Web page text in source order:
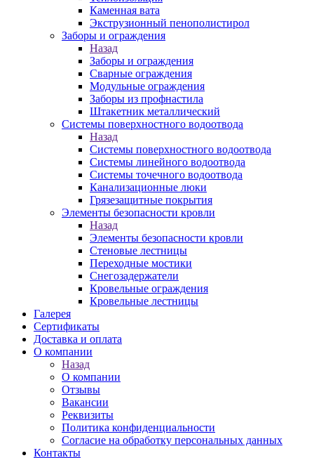
Каменная вата
Экструзионный пенополистирол
Заборы и ограждения
Назад
Заборы и ограждения
Сварные ограждения
Модульные ограждения
Заборы из профнастила
Штакетник металлический
Системы поверхностного водоотвода
Назад
Системы поверхностного водоотвода
Системы линейного водоотвода
Системы точечного водоотвода
Канализационные люки
Грязезащитные покрытия
Элементы безопасности кровли
Назад
Элементы безопасности кровли
Стеновые лестницы
Переходные мостики
Снегозадержатели
Кровельные ограждения
Кровельные лестницы
Галерея
Сертификаты
Доставка и оплата
О компании
Назад
О компании
Отзывы
Вакансии
Реквизиты
Политика конфиденциальности
Согласие на обработку персональных данных
Контакты